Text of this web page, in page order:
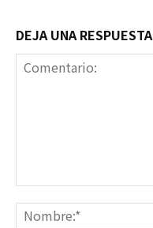
DEJA UNA RESPUESTA